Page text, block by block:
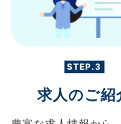
STEP.3
求人のご紹